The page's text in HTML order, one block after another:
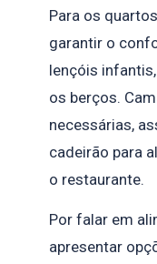
Para os
garantir o
lençóis
os berços.
necessárias,
cadeirão para
o restaurante.
Por falar em
apresentar